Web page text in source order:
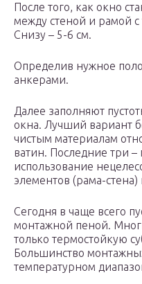
После того, как окно
между стеной и рамой с
Снизу – 5-6 см.
Определив нужное
анкерами.
Далее заполняют
окна. Лучший вариант
чистым материалам
ватин. Последние три –
использование
элементов (рама-стена)
Сегодня в чаще всего
монтажной пеной.
только термостойкую
Большинство
температурном